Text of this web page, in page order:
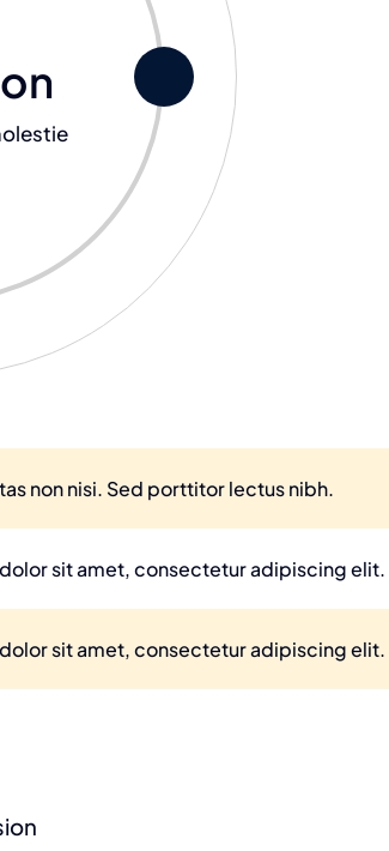
non nisi. Sed porttitor lectus nibh.
sit amet, consectetur adipiscing elit.
sit amet, consectetur adipiscing elit.